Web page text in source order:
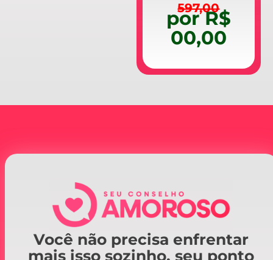
597,00
por R$
00,00
Você não precisa enfrentar
mais isso sozinho, seu ponto